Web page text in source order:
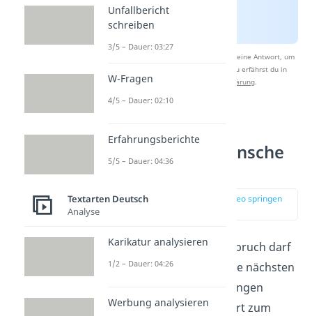
Nach Beantwortung speichern wir deine Antwort, um
Studyflix zu verbessern. Mehr dazu erfährst du in
Datenschutzerklärung.
Lustige
Geburtstagswünsche
für Freunde
zur Stelle im Video springen
Ein guter Geburtstagsspruch darf
auch mal witzig sein! Die nächsten
bringen
deinen Freund garantiert zum
Unfallbericht
schreiben
3/5 – Dauer: 03:27
W-Fragen
4/5 – Dauer: 02:10
Erfahrungsberichte
5/5 – Dauer: 04:36
Textarten Deutsch
Analyse
Karikatur analysieren
1/2 – Dauer: 04:26
Werbung analysieren